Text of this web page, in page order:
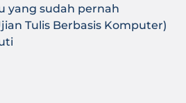
yang sudah pernah
Tulis Berbasis Komputer)